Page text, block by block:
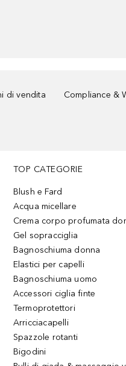
di vendita
Compliance &
TOP CATEGORIE
Blush e Fard
Acqua micellare
Crema corpo profumata
Gel sopracciglia
Bagnoschiuma donna
Elastici per capelli
Bagnoschiuma uomo
Accessori ciglia finte
Termoprotettori
Arricciacapelli
Spazzole rotanti
Bigodini